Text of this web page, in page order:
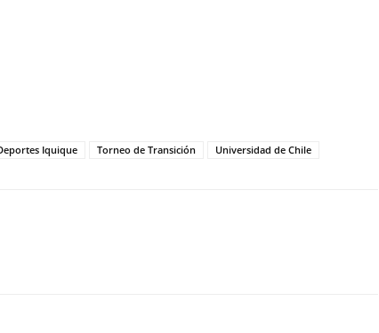
Iquique Torneo de Transición Universidad de Chile